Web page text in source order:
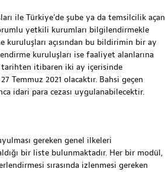
ile Türkiye’de şube ya da temsilcilik açan
yetkili kurumları bilgilendirmekle
açısından bu bildirimin bir ay
kuruluşları ise faaliyet alanlarına
tarihten itibaren iki ay içerisinde
2021 olacaktır. Bahsi geçen
idari para cezası uygulanabilecektir.
gereken genel ilkeleri
bir liste bulunmaktadır. Her bir modül,
sırasında izlenmesi gereken